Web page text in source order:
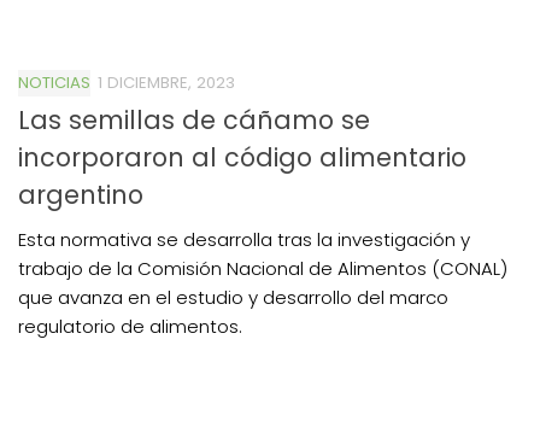
NOTICIAS 1 DICIEMBRE, 2023
Las semillas de cáñamo se
incorporaron al código alimentario
argentino
Esta normativa se desarrolla tras la investigación y
trabajo de la Comisión Nacional de Alimentos (CONAL)
que avanza en el estudio y desarrollo del marco
regulatorio de alimentos.